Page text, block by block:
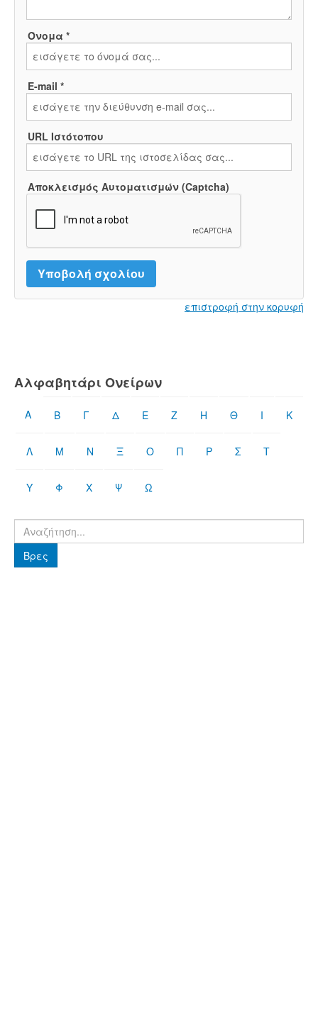
Όνομα *
E-mail *
URL Ιστότοπου
Αποκλεισμός Αυτοματισμών (Captcha)
επιστροφή στην κορυφή
Αλφαβητάρι Ονείρων
Α Β Γ Δ Ε Ζ Η Θ Ι Κ
Λ Μ Ν Ξ Ο Π Ρ Σ Τ
Υ Φ Χ Ψ Ω
Βρες
Βρες